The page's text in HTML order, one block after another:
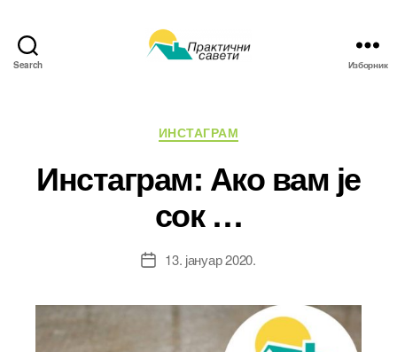
Search Изборник
Категорије
ИНСТАГРАМ
Инстаграм: Ако вам је
сок …
Датум13. јануар 2020.